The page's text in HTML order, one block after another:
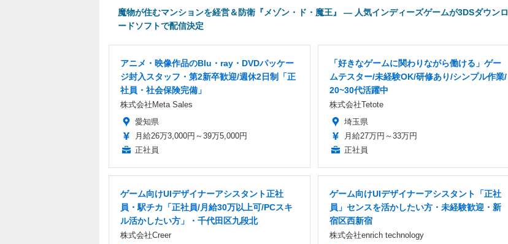
魔物が住むマンションを経営＆防衛『メゾン・ド・魔王』 ― 人気インディーズゲームが3DSダウンロ
ードソフトで配信決定
アニメ・映像作品のBlu・ray・DVDパッケー
ジ封入スタッフ・第2新卒歓迎/週休2日制「正
社員・社会保険完備」
株式会社Meta Sales
愛知県
月給26万3,000円～39万5,000円
正社員
「好きなゲームに関わりながら働ける」ゲー
ムテスター/未経験OK/研修あり/シンプル作業/
20~30代活躍中
株式会社Tetote
埼玉県
月給27万円～33万円
正社員
ゲーム向けUIデザイナーアシスタント正社
員・駅チカ「正社員/月給30万以上可/PCスキ
ル活かしたい方」・千代田区九段北
株式会社Creer
ゲーム向けUIデザイナーアシスタント「正社
員」センスを活かしたい方・未経験歓迎・新
宿区西新宿
株式会社enrich technology